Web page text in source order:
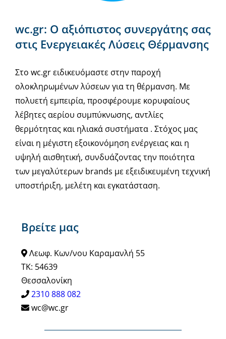
Βρείτε μας
Λεωφ. Κων/νου Καραμανλή 55
ΤΚ: 54639
Θεσσαλονίκη
2310 888 082
wc@wc.gr
wc.gr: Ο αξιόπιστος συνεργάτης σας
στις Ενεργειακές Λύσεις Θέρμανσης
Στο wc.gr ειδικευόμαστε στην παροχή
ολοκληρωμένων λύσεων για τη θέρμανση. Με
πολυετή εμπειρία, προσφέρουμε κορυφαίους
λέβητες αερίου συμπύκνωσης, αντλίες
θερμότητας και ηλιακά συστήματα . Στόχος μας
είναι η μέγιστη εξοικονόμηση ενέργειας και η
υψηλή αισθητική, συνδυάζοντας την ποιότητα
των μεγαλύτερων brands με εξειδικευμένη τεχνική
υποστήριξη, μελέτη και εγκατάσταση.